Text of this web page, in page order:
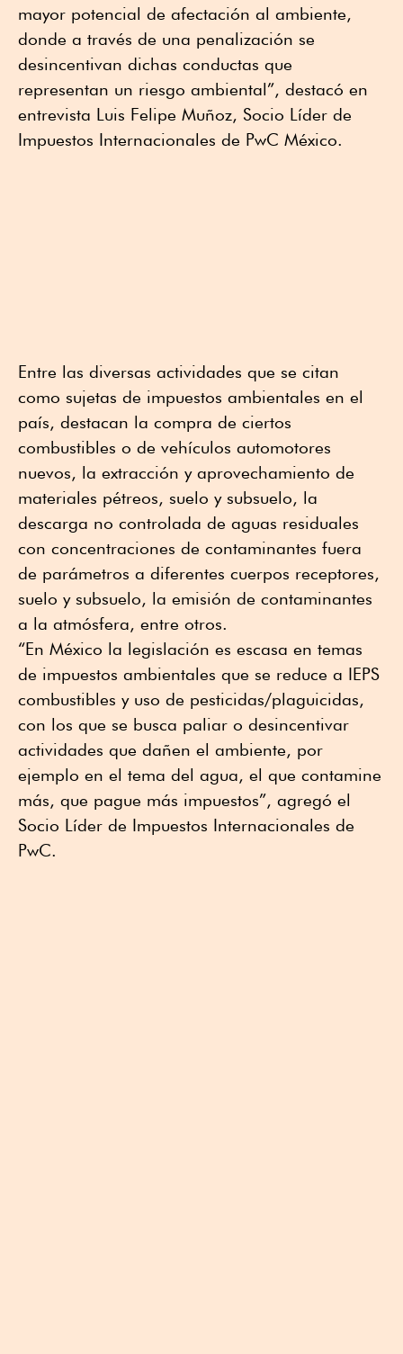
mayor potencial de afectación al ambiente,
donde a través de una penalización se
desincentivan dichas conductas que
representan un riesgo ambiental”, destacó en
entrevista Luis Felipe Muñoz, Socio Líder de
Impuestos Internacionales de PwC México.
Entre las diversas actividades que se citan
como sujetas de impuestos ambientales en el
país, destacan la compra de ciertos
combustibles o de vehículos automotores
nuevos, la extracción y aprovechamiento de
materiales pétreos, suelo y subsuelo, la
descarga no controlada de aguas residuales
con concentraciones de contaminantes fuera
de parámetros a diferentes cuerpos receptores,
suelo y subsuelo, la emisión de contaminantes
a la atmósfera, entre otros.
“En México la legislación es escasa en temas
de impuestos ambientales que se reduce a IEPS
combustibles y uso de pesticidas/plaguicidas,
con los que se busca paliar o desincentivar
actividades que dañen el ambiente, por
ejemplo en el tema del agua, el que contamine
más, que pague más impuestos”, agregó el
Socio Líder de Impuestos Internacionales de
PwC.